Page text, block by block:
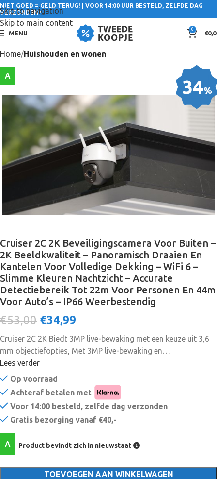
Skip to navigation
Skip to main content
NIET GOED = GELD TERUG! | VOOR 14:00 UUR BESTELD, ZELFDE DAG
VERZONDEN*
MENU
0
€
Home Huishouden en wonen
A
34%
Cruiser 2C 2K Beveiligingscamera Voor Buiten –
2K Beeldkwaliteit – Panoramisch Draaien En
Kantelen Voor Volledige Dekking – WiFi 6 –
Slimme Kleuren Nachtzicht – Accurate
Detectiebereik Tot 22m Voor Personen En 44m
Voor Auto’s – IP66 Weerbestendig
€53,00 €34,99
Cruiser 2C 2K Biedt 3MP live-bewaking met een keuze uit 3,6
mm objectiefopties, Met 3MP live-bewaking en
0~355°panwijdte & 0~90°kantelfuncties zorgt de Cruiser 2C
3MP ervoor dat elke hoek van uw huis volledig wordt
bewaakt. De camera ondersteunt vier nachtzichtmodi voor
dag en nacht helderheid, zelfs in het pikkedonker. Met een
IP66-certificaat kan de camera buiten gebruikt worden onder
verschillende weersomstandigheden. Cruiser 2C 3MP
ondersteunt zelfontwikkeld algoritme (IMOU SENSE), dat de
detectie van mensen en voertuigen nauwkeuriger maakt.
Lees verder
Op voorraad
Achteraf betalen met
Voor 14:00 besteld, zelfde dag verzonden
Gratis bezorging vanaf €40,-
A Product bevindt zich in nieuwstaat
TOEVOEGEN AAN WINKELWAGEN